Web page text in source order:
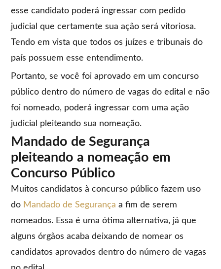
esse candidato poderá ingressar com pedido
judicial que certamente sua ação será vitoriosa.
Tendo em vista que todos os juízes e tribunais do
país possuem esse entendimento.
Portanto, se você foi aprovado em um concurso
público dentro do número de vagas do edital e não
foi nomeado, poderá ingressar com uma ação
judicial pleiteando sua nomeação.
Mandado de Segurança
pleiteando a nomeação em
Concurso Público
Muitos candidatos à concurso público fazem uso
do Mandado de Segurança a fim de serem
nomeados. Essa é uma ótima alternativa, já que
alguns órgãos acaba deixando de nomear os
candidatos aprovados dentro do número de vagas